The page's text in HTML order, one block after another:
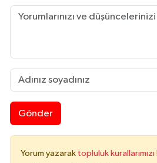
Gönder
Yorum yazarak topluluk kurallarımızı